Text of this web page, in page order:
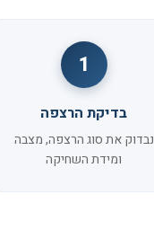
1
בדיקת הרצפה
נבדוק את סוג הרצפה, מצבה
ומידת השחיקה